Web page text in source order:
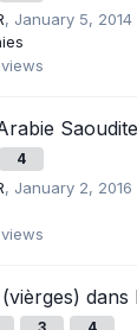
, January 5, 2014
views
4
, January 2, 2016
views
dans